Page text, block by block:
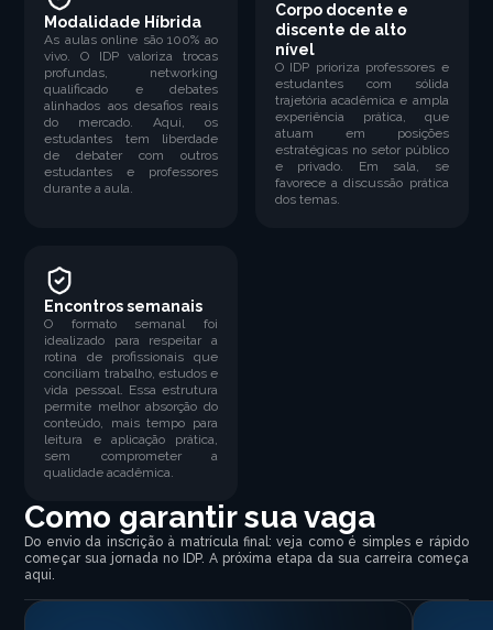
Modalidade Híbrida
As aulas online são 100% ao
vivo. O IDP valoriza trocas
profundas, networking
qualificado e debates
alinhados aos desafios reais
do mercado. Aqui, os
estudantes tem liberdade
de debater com outros
estudantes e professores
durante a aula.
Corpo docente e
discente de alto
nível
O IDP prioriza professores e
estudantes com sólida
trajetória acadêmica e ampla
experiência prática, que
atuam em posições
estratégicas no setor público
e privado. Em sala, se
favorece a discussão prática
dos temas.
Encontros semanais
O formato semanal foi
idealizado para respeitar a
rotina de profissionais que
conciliam trabalho, estudos e
vida pessoal. Essa estrutura
permite melhor absorção do
conteúdo, mais tempo para
leitura e aplicação prática,
sem comprometer a
qualidade acadêmica.
Como garantir sua vaga
Do envio da inscrição à matrícula final: veja como é simples e rápido
começar sua jornada no IDP. A próxima etapa da sua carreira começa
aqui.